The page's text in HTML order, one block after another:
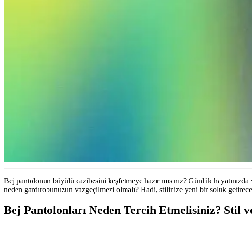
Bej pantolonun büyülü cazibesini keşfetmeye hazır mısınız? Günlük
neden gardırobunuzun vazgeçilmezi olmalı? Hadi, stilinize yeni bir soluk
Bej Pantolonları Neden Tercih Etmelisiniz? Stil